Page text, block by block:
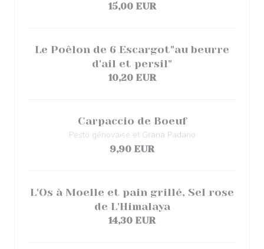
15,00 EUR
Le Poêlon de 6 Escargot"au beurre
d'ail et persil"
10,20 EUR
Carpaccio de Boeuf
Pesto génovaise et Grana Padano
9,90 EUR
L'Os à Moelle et pain grillé, Sel rose
de L'Himalaya
14,30 EUR